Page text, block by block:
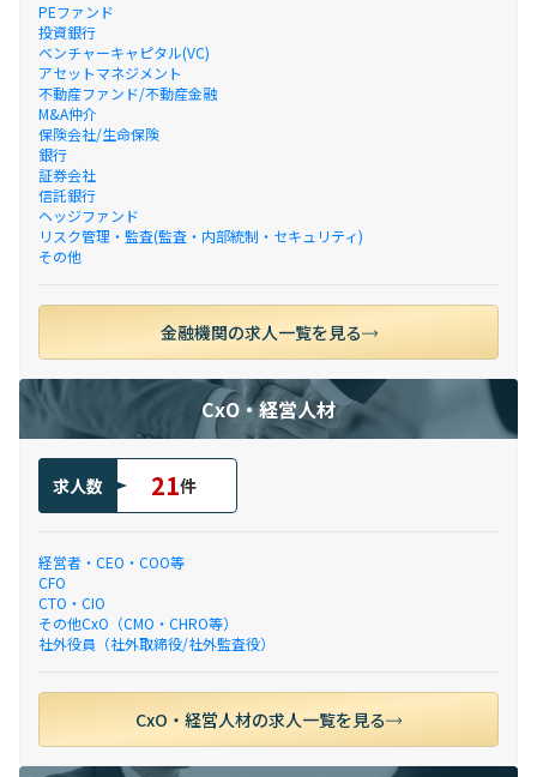
PEファンド
投資銀行
ベンチャーキャピタル(VC)
アセットマネジメント
不動産ファンド/不動産金融
M&A仲介
保険会社/生命保険
銀行
証券会社
信託銀行
ヘッジファンド
リスク管理・監査(監査・内部統制・セキュリティ)
その他
金融機関の求人一覧を見る
CxO・経営人材
求人数 21件
経営者・CEO・COO等
CFO
CTO・CIO
その他CxO（CMO・CHRO等）
社外役員（社外取締役/社外監査役）
CxO・経営人材の求人一覧を見る